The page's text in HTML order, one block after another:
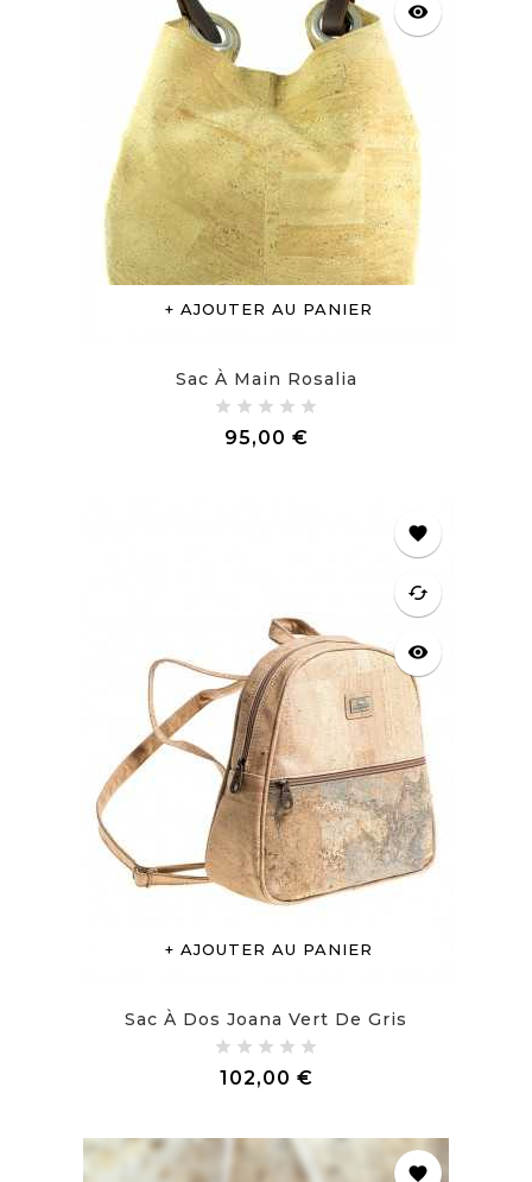
AJOUTER AU PANIER
visibility
Sac À Main Rosalia
95,00 €Prix
AJOUTER AU PANIER
favorite
cached
visibility
Sac À Dos Joana Vert De Gris
102,00 €Prix
favorite